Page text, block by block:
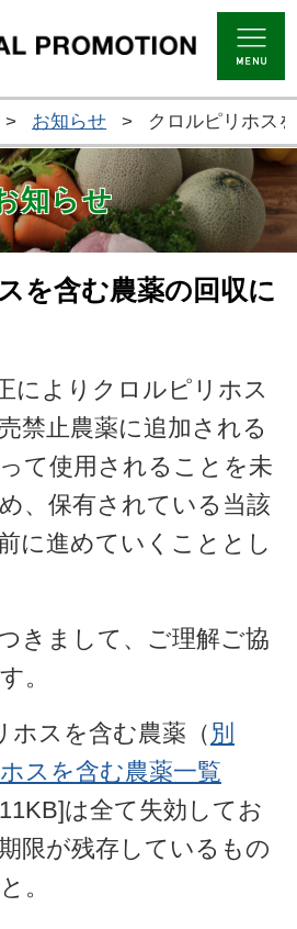
> お知らせ > クロルピリホス
知らせ
を含む農薬の回収に
によりクロルピリホス
禁止農薬に追加される
て使用されることを未
、保有されている当該
に進めていくこととし
きまして、ご理解ご協
。
スを含む農薬（ 別
スを含む農薬一覧
は全て失効してお
限が残存しているもの
。